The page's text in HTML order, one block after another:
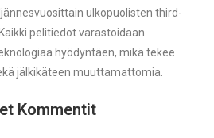
ulkopuolisten third-
pelitiedot varastoidaan
hyödyntäen, mikä tekee
jälkikäteen muuttamattomia.
Kommentit